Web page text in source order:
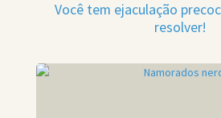
Você tem ejaculação
resolver!